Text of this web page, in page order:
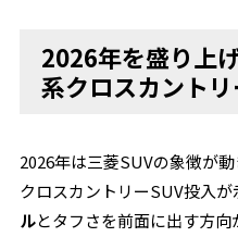
2026年を盛り上
系クロスカント
2026年は三菱SUVの象徴が
クロスカントリーSUV投入が
ルとタフさを前面に出す方